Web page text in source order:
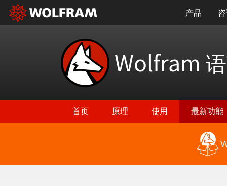
产品
Wolfram
首页 原理 使用 最新功能